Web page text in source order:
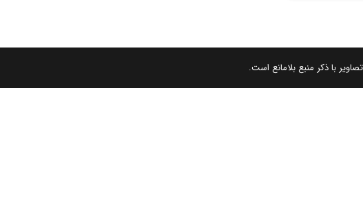
با ذکر منبع بلامانع است.